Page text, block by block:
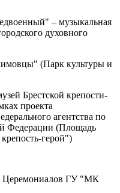
– музыкальная
духовного
(Парк культуры и
Брестской крепости-
проекта
агентства по
Федерации (Площадь
герой")
Церемониалов ГУ "МК